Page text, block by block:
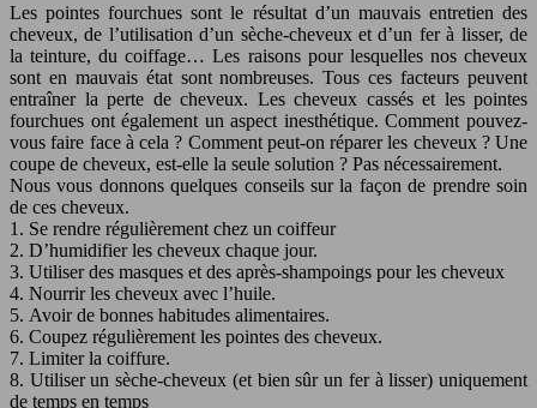
Les pointes fourchues sont le résultat d’un mauvais entretien des
cheveux, de l’utilisation d’un sèche-cheveux et d’un fer à lisser, de
la teinture, du coiffage… Les raisons pour lesquelles nos cheveux
sont en mauvais état sont nombreuses. Tous ces facteurs peuvent
entraîner la perte de cheveux. Les cheveux cassés et les pointes
fourchues ont également un aspect inesthétique. Comment pouvez-
vous faire face à cela ? Comment peut-on réparer les cheveux ? Une
coupe de cheveux, est-elle la seule solution ? Pas nécessairement.
Nous vous donnons quelques conseils sur la façon de prendre soin
de ces cheveux.
1. Se rendre régulièrement chez un coiffeur
2. D’humidifier les cheveux chaque jour.
3. Utiliser des masques et des après-shampoings pour les cheveux
4. Nourrir les cheveux avec l’huile.
5. Avoir de bonnes habitudes alimentaires.
6. Coupez régulièrement les pointes des cheveux.
7. Limiter la coiffure.
8. Utiliser un sèche-cheveux (et bien sûr un fer à lisser) uniquement
de temps en temps